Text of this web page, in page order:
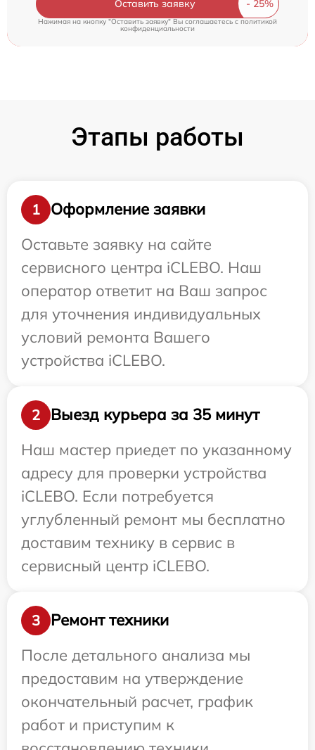
Оставить заявку
Нажимая на кнопку "Оставить заявку" Вы соглашаетесь cполитикой
конфиденциальности
Этапы работы
1
Оформление заявки
Оставьте заявку на сайте
сервисного центра iCLEBO. Наш
оператор ответит на Ваш запрос
для уточнения индивидуальных
условий ремонта Вашего
устройства iCLEBO.
2
Выезд курьера за 35 минут
Наш мастер приедет по указанному
адресу для проверки устройства
iCLEBO. Если потребуется
углубленный ремонт мы бесплатно
доставим технику в сервис в
сервисный центр iCLEBO.
3
Ремонт техники
После детального анализа мы
предоставим на утверждение
окончательный расчет, график
работ и приступим к